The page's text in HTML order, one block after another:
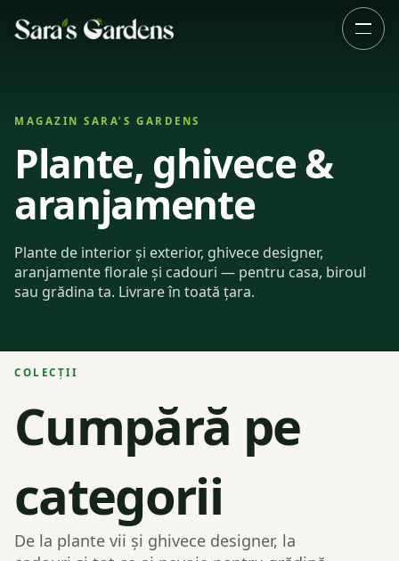
MAGAZIN SARA’S GARDENS
Plante, ghivece &
aranjamente
Plante de interior și exterior, ghivece designer,
aranjamente florale și cadouri — pentru casa, biroul
sau grădina ta. Livrare în toată țara.
COLECȚII
Cumpără pe
categorii
De la plante vii și ghivece designer, la